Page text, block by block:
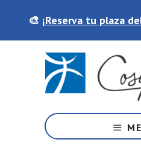
principal
🎨 ¡Reserva tu plaza
academia
de